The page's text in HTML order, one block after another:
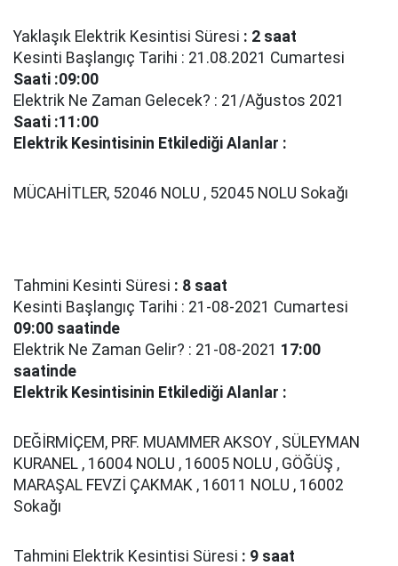
Yaklaşık Elektrik Kesintisi Süresi : 2 saat
Kesinti Başlangıç Tarihi : 21.08.2021 Cumartesi
Saati :09:00
Elektrik Ne Zaman Gelecek? : 21/Ağustos 2021
Saati :11:00
Elektrik Kesintisinin Etkilediği Alanlar :
MÜCAHİTLER, 52046 NOLU , 52045 NOLU Sokağı
Tahmini Kesinti Süresi : 8 saat
Kesinti Başlangıç Tarihi : 21-08-2021 Cumartesi
09:00 saatinde
Elektrik Ne Zaman Gelir? : 21-08-2021 17:00
saatinde
Elektrik Kesintisinin Etkilediği Alanlar :
DEĞİRMİÇEM, PRF. MUAMMER AKSOY , SÜLEYMAN
KURANEL , 16004 NOLU , 16005 NOLU , GÖĞÜŞ ,
MARAŞAL FEVZİ ÇAKMAK , 16011 NOLU , 16002
Sokağı
Tahmini Elektrik Kesintisi Süresi : 9 saat